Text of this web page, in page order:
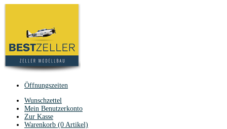
Öffnungszeiten
Wunschzettel
Mein Benutzerkonto
Zur Kasse
Warenkorb (0 Artikel)